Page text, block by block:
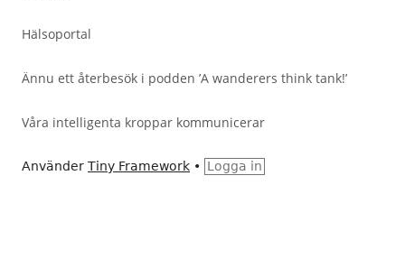
Hälsoportal
Ännu ett återbesök i podden ’A wanderers think tank!’
Våra intelligenta kroppar kommunicerar
Använder Tiny Framework • Logga in